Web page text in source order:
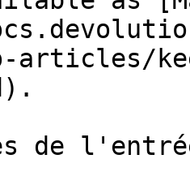
articles/
de